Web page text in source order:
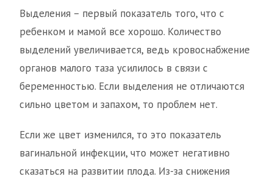
Выделения – первый показатель того, что с
ребенком и мамой все хорошо. Количество
выделений увеличивается, ведь кровоснабжение
органов малого таза усилилось в связи с
беременностью. Если выделения не отличаются
сильно цветом и запахом, то проблем нет.
Если же цвет изменился, то это показатель
вагинальной инфекции, что может негативно
сказаться на развитии плода. Из-за снижения